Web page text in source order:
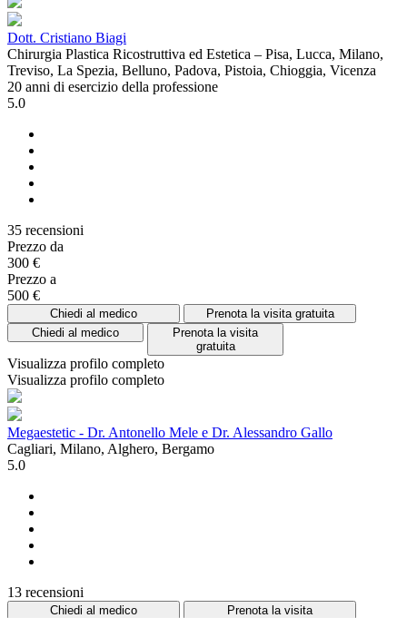
Dott. Cristiano Biagi
Chirurgia Plastica Ricostruttiva ed Estetica – Pisa, Lucca, Milano,
Treviso, La Spezia, Belluno, Padova, Pistoia, Chioggia, Vicenza
20 anni di esercizio della professione
5.0
35 recensioni
Prezzo da
300 €
Prezzo a
500 €
Chiedi al medico
Prenota la visita gratuita
Chiedi al medico
Prenota la visita
gratuita
Visualizza profilo completo
Visualizza profilo completo
Megaestetic - Dr. Antonello Mele e Dr. Alessandro Gallo
Cagliari, Milano, Alghero, Bergamo
5.0
13 recensioni
Chiedi al medico
Prenota la visita